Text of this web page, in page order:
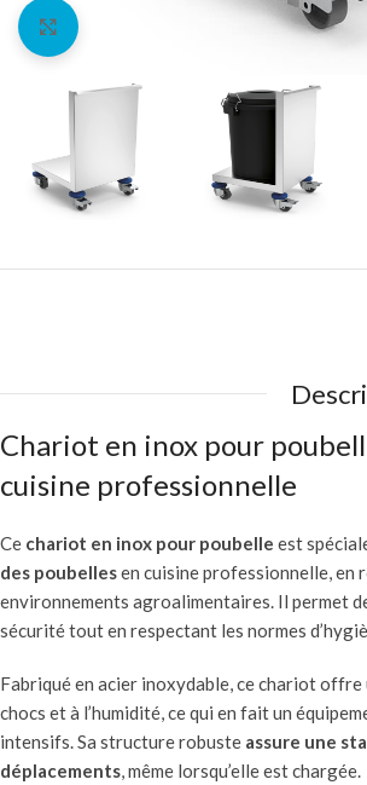
Chariot en inox pour
cuisine professionnelle
Ce chariot en inox pour poubelle est
des poubellesen cuisine professionnelle,
environnements agroalimentaires. Il permet
sécurité tout en respectant les normes
Fabriqué en acier inoxydable, ce chariot
chocs et à l’humidité, ce qui en fait un
intensifs. Sa structure robuste assure une
déplacements, même lorsqu’elle est chargée.